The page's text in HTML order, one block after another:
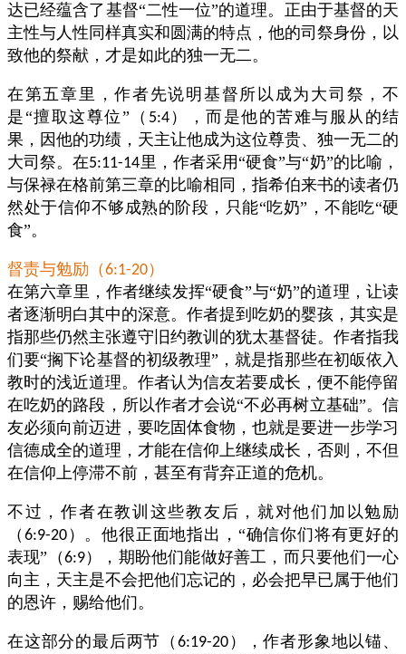
达已经蕴含了基督“二性一位”的道理。正由于基督的天
主性与人性同样真实和圆满的特点，他的司祭身份，以
致他的祭献，才是如此的独一无二。
在第五章里，作者先说明基督所以成为大司祭，不
是“擅取这尊位”（ 5:4），而是他的苦难与服从的结
果，因他的功绩，天主让他成为这位尊贵、独一无二的
大司祭。在5:11-14里，作者采用“硬食”与“奶”的比喻，
与保禄在格前第三章的比喻相同，指希伯来书的读者仍
然处于信仰不够成熟的阶段，只能“吃奶”，不能吃“硬
食”。
督责与勉励（6:1-20）
在第六章里，作者继续发挥“硬食”与“奶”的道理，让读
者逐渐明白其中的深意。作者提到吃奶的婴孩，其实是
指那些仍然主张遵守旧约教训的犹太基督徒。作者指我
们要“搁下论基督的初级教理”，就是指那些在初皈依入
教时的浅近道理。作者认为信友若要成长，便不能停留
在吃奶的路段，所以作者才会说“不必再树立基础”。信
友必须向前迈进，要吃固体食物，也就是要进一步学习
信德成全的道理，才能在信仰上继续成长，否则，不但
在信仰上停滞不前，甚至有背弃正道的危机。
不过，作者在教训这些教友后，就对他们加以勉励
（ 6:9-20）。他很正面地指出，“确信你们将有更好的
表现”（6:9），期盼他们能做好善工，而只要他们一心
向主，天主是不会把他们忘记的，必会把早已属于他们
的恩许，赐给他们。
在这部分的最后两节（ 6:19-20 ），作者形象地以锚、